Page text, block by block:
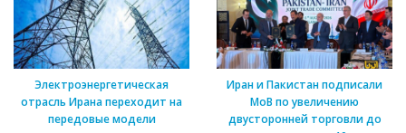
Электроэнергетическая
отрасль Ирана переходит на
передовые модели
Иран и Пакистан подписали
МоВ по увеличению
двусторонней торговли до